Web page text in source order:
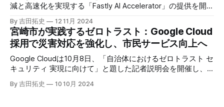
減と高速化を実現する「Fastly AI Accelerator」の提供を開始
した。キップ・コンプトン最高プロダクト責任者（CPO）
は、類似した質問への応答を再利用し、効率的な処理を可能
にすると説明した。さらに、コンプトンは、エッジコンピュ
ーティングの利点を活かしたパーソナライズや、エッジにお
けるGPUの経済性、セキュリティへの取り組みなど、Fastly
のAI戦略について語った。
By 吉田拓史 12 11月 2024
宮崎市が実践するゼロトラスト：Google Cloud
採用で災害対応を強化し、市民サービス向上へ
Google Cloudは10月8日、「自治体におけるゼロトラスト セ
キュリティ 実現に向けて」と題した記者説明会を開催し、
自治体向けにゼロトラストセキュリティ導入を支援するプロ
グラムを発表した。宮崎市の事例では、Google Workspace
By 吉田拓史 10 10月 2024